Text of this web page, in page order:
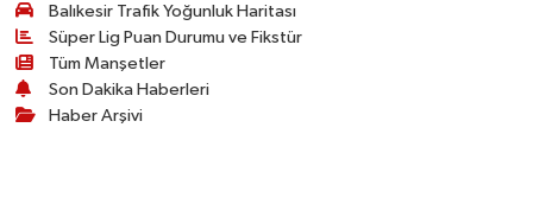
Balıkesir Trafik Yoğunluk Haritası
Süper Lig Puan Durumu ve Fikstür
Tüm Manşetler
Son Dakika Haberleri
Haber Arşivi